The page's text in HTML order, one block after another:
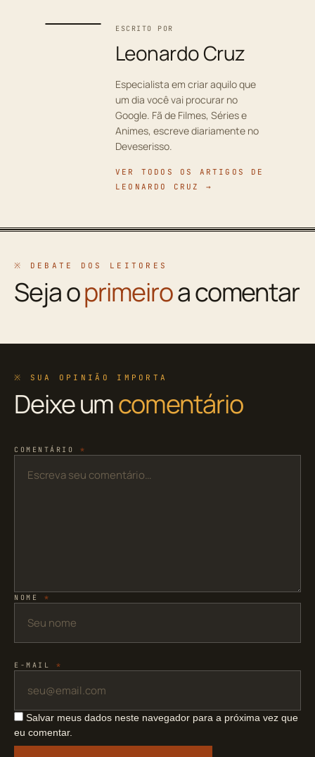
ESCRITO POR
Leonardo Cruz
Especialista em criar aquilo que
um dia você vai procurar no
Google. Fã de Filmes, Séries e
Animes, escreve diariamente no
Deveserisso.
VER TODOS OS ARTIGOS DE
LEONARDO CRUZ →
※ DEBATE DOS LEITORES
Seja oprimeiroa comentar
※ SUA OPINIÃO IMPORTA
Deixe umcomentário
COMENTÁRIO *
NOME *
E-MAIL *
Salvar meus dados neste navegador para a próxima vez que
eu comentar.